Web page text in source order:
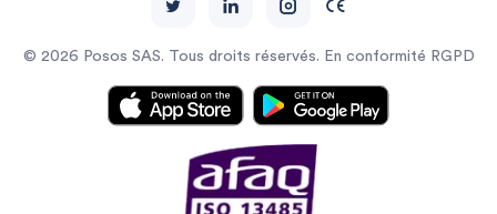
© 2026 Posos SAS. Tous droits réservés. En conformité RGPD